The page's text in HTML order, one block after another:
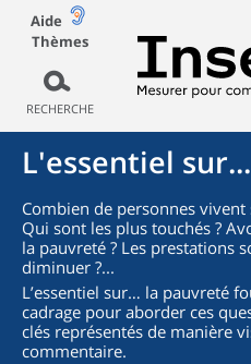
Aide
Thèmes
RECHERCHE
L'essentiel
Combien de personnes
Qui sont les plus touchés ?
la pauvreté ? Les prestations
diminuer ?...
L’essentiel sur… la pauvreté
cadrage pour aborder ces
clés représentés de manière
commentaire.